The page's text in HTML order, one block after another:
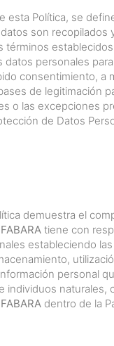
esta Política, se
son recopilados
términos
datos personales
consentimiento, a
de legitimación
o las excepciones
de Datos
demuestra el
tiene con
estableciendo
personal
individuos naturales,
dentro de la